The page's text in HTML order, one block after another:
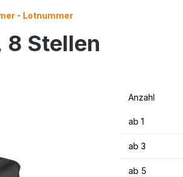
- Lotnummer
8 Stellen
Anzahl
ab 1
ab 3
ab 5